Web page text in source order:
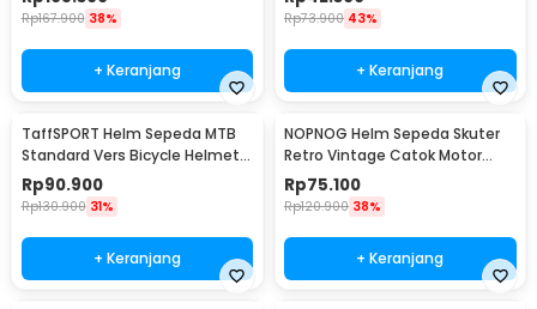
Rp167.900 38%
+ Keranjang
Rp73.900 43%
+ Keranjang
TaffSPORT Helm Sepeda MTB
Standard Vers Bicycle Helmet
19 Air Vent - Z20
Rp90.900
Rp130.900 31%
+ Keranjang
NOPNOG Helm Sepeda Skuter
Retro Vintage Catok Motor
Bicycle Helmet - U15
Rp75.100
Rp120.900 38%
+ Keranjang